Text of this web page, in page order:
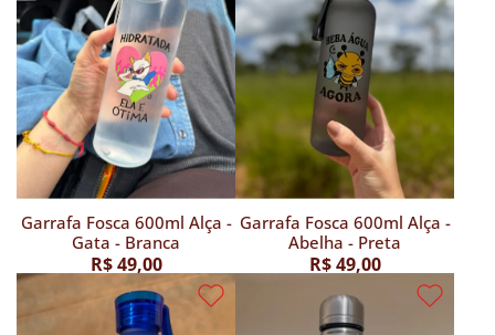
Garrafa Fosca 600ml Alça -
Gata - Branca
R$ 49,00
Garrafa Fosca 600ml Alça -
Abelha - Preta
R$ 49,00